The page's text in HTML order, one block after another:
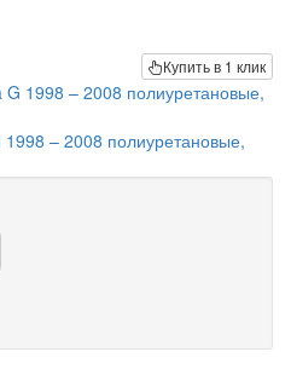
Купить в 1 клик
– 2008 полиуретановые,